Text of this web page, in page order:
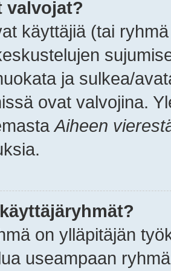
valvojat?
käyttäjiä (tai
ja sulkea/
ovat valvojina.
Aiheen
on ylläpitäjän
useampaan